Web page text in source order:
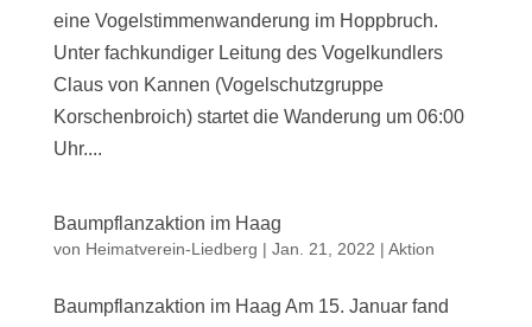
eine Vogelstimmenwanderung im Hoppbruch.
Unter fachkundiger Leitung des Vogelkundlers
Claus von Kannen (Vogelschutzgruppe
Korschenbroich) startet die Wanderung um 06:00
Uhr....
Baumpflanzaktion im Haag
von Heimatverein-Liedberg | Jan. 21, 2022 | Aktion
Baumpflanzaktion im Haag Am 15. Januar fand